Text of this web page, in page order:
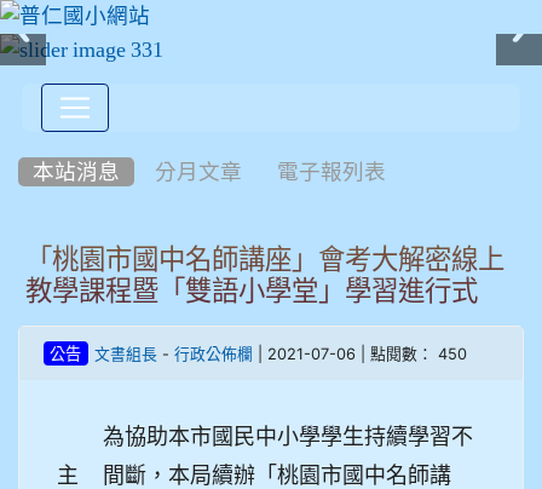
本站消息 分月文章 電子報列表
「桃園市國中名師講座」會考大解密線上
教學課程暨「雙語小學堂」學習進行式
公告 文書組長 - 行政公佈欄 | 2021-07-06 | 點閱數： 450
主
為協助本市國民中小學學生持續學習不
間斷，本局續辦「桃園市國中名師講